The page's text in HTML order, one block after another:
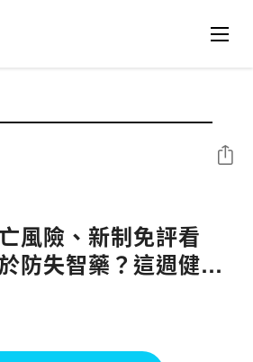
風險、新制免評看
防失智藥？這週健康
【一週健康大小事
分享